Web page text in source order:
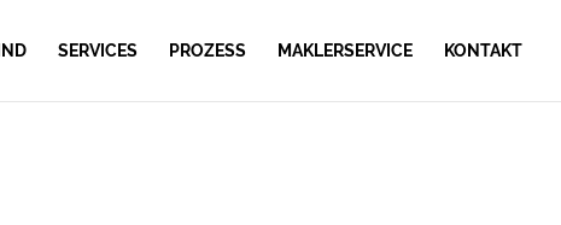
SERVICES PROZESS MAKLERSERVICE KONTAKT